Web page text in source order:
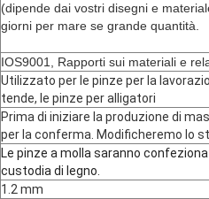
(dipende dai vostri disegni e
giorni per mare se grande quantità.
IOS9001, Rapporti sui materiali e
Utilizzato per le pinze per la
tende, le pinze per alligatori
Prima di iniziare la produzione di
per la conferma. Modificheremo lo
Le pinze a molla saranno
custodia di legno.
1.2 mm